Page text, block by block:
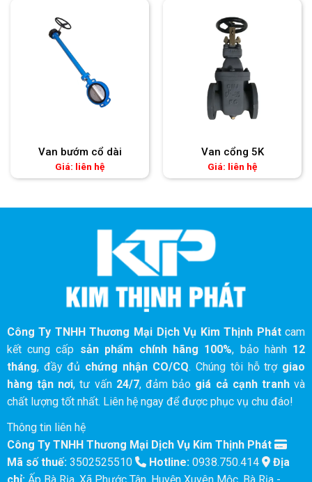
Van bướm cổ dài
Giá: liên hệ
Van cổng 5K
Giá: liên hệ
Công Ty TNHH Thương Mại Dịch Vụ Kim Thịnh Phátcam
kết cung cấp sản phẩm chính hãng 100%, bảo hành 12
tháng, đầy đủ chứng nhận CO/CQ. Chúng tôi hỗ trợ giao
hàng tận nơi, tư vấn 24/7, đảm bảo giá cả cạnh tranh và
chất lượng tốt nhất. Liên hệ ngay để được phục vụ chu đáo!
Thông tin liên hệ
Công Ty TNHH Thương Mại Dịch Vụ Kim Thịnh Phát
Mã số thuế:3502525510 Hotline:0938.750.414
Địa